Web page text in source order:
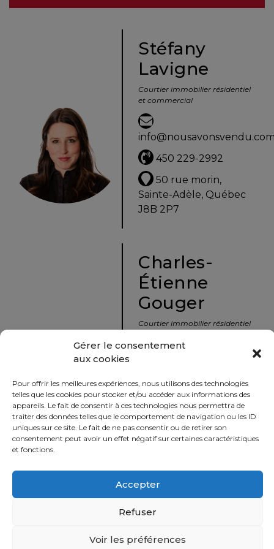
Gérer le consentement
aux cookies
Pour offrir les meilleures expériences, nous utilisons des technologies
telles que les cookies pour stocker et/ou accéder aux informations des
appareils. Le fait de consentir à ces technologies nous permettra de
traiter des données telles que le comportement de navigation ou les ID
uniques sur ce site. Le fait de ne pas consentir ou de retirer son
consentement peut avoir un effet négatif sur certaines caractéristiques
et fonctions.
Accepter
Refuser
Voir les préférences
Évaluation
Avec
un
immobilier
vers
la
tranquillité
d’esprit
défi
Stéfany
Lavigne
Courtier immobilier résidentiel
et commercial
450 229-2992
50 rue morin,
Sainte-Adèle, Québec
J8B 2P7
Charles-
Étienne
Gouger
Courtier immobilier résidentiel
450 229-2992
50 rue morin,
Sainte-Adèle, Québec
J8B 2P7
Partager
Politique